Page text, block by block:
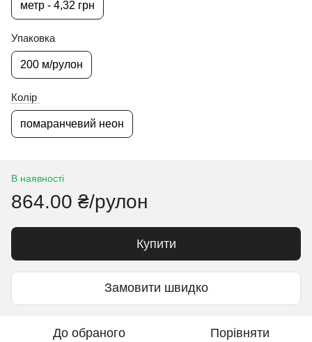
метр - 4,32 грн
Упаковка
200 м/рулон
Колір
помаранчевий неон
В наявності
864.00 ₴/рулон
Купити
Замовити швидко
До обраного Порівняти